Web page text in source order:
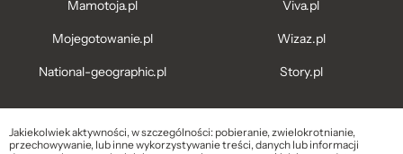
Mamotoja.pl
Mojegotowanie.pl
National-geographic.pl
Viva.pl
Wizaz.pl
Story.pl
Jakiekolwiek aktywności, w szczególności: pobieranie, zwielokrotnianie,
przechowywanie, lub inne wykorzystywanie treści, danych lub informacji